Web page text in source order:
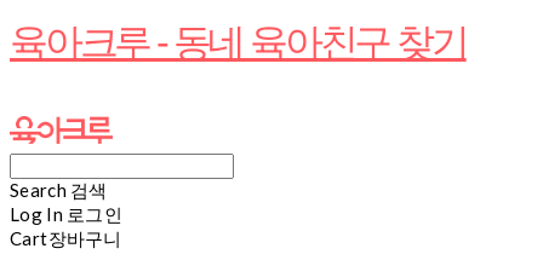
육아크루 - 동네 육아친구 찾기
Search 검색
Log In 로그인
Cart장바구니